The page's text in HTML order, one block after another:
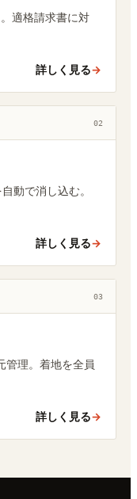
適格請求書に対
詳しく見る→
02
動で消し込む。
詳しく見る→
03
管理。着地を全員
詳しく見る→